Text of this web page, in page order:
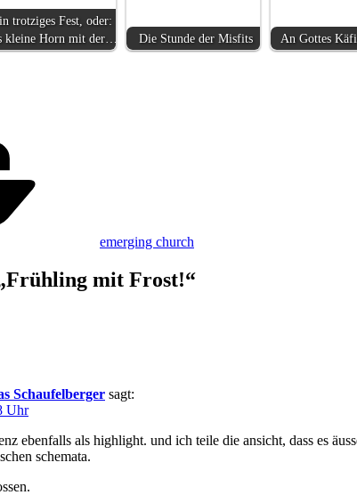
trotziges Fest, oder:
kleine Horn mit der…
Die Stunde der Misfits An Gottes
emerging church
mit Frost!“
Schaufelberger sagt:
Uhr
ebenfalls als highlight. und ich teile die ansicht, dass es
schemata.